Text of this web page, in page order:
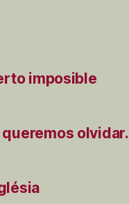
imposible
olvidar.